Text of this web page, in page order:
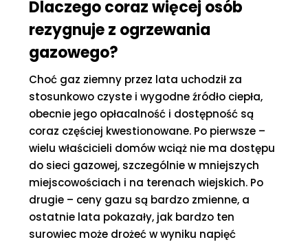
Dlaczego coraz więcej osób
rezygnuje z ogrzewania
gazowego?
Choć gaz ziemny przez lata uchodził za
stosunkowo czyste i wygodne źródło ciepła,
obecnie jego opłacalność i dostępność są
coraz częściej kwestionowane. Po pierwsze –
wielu właścicieli domów wciąż nie ma dostępu
do sieci gazowej, szczególnie w mniejszych
miejscowościach i na terenach wiejskich. Po
drugie – ceny gazu są bardzo zmienne, a
ostatnie lata pokazały, jak bardzo ten
surowiec może drożeć w wyniku napięć